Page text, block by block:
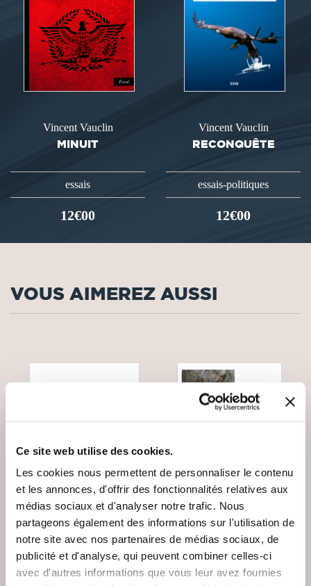
Ce site web utilise des cookies.
Les cookies nous permettent de personnaliser le contenu
et les annonces, d'offrir des fonctionnalités relatives aux
médias sociaux et d'analyser notre trafic. Nous
partageons également des informations sur l'utilisation de
notre site avec nos partenaires de médias sociaux, de
publicité et d'analyse, qui peuvent combiner celles-ci
avec d'autres informations que vous leur avez fournies
Vincent Vauclin
MINUIT
essais
12€00
Vincent Vauclin
RECONQUÊTE
essais-politiques
12€00
VOUS AIMEREZ AUSSI
Jean-François Sterell Serge Collombat